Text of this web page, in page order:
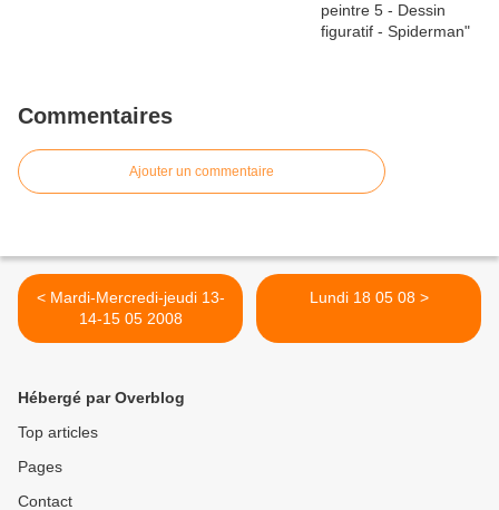
Commentaires
Ajouter un commentaire
< Mardi-Mercredi-jeudi 13-
14-15 05 2008
Lundi 18 05 08 >
Hébergé par Overblog
Top articles
Pages
Contact